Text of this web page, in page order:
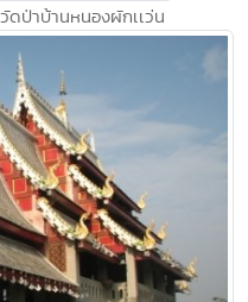
ดป่าบ้านหนองผักเเว่น